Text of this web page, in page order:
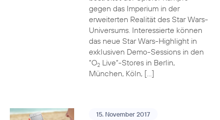
gegen das Imperium in der
erweiterten Realität des Star Wars-
Universums. Interessierte können
das neue Star Wars-Highlight in
exklusiven Demo-Sessions in den
“O2Live“-Stores in Berlin,
München, Köln, […]
15. November 2017